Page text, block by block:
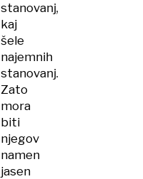
stanovanj,
kaj
šele
najemnih
stanovanj.
Zato
mora
biti
njegov
namen
jasen